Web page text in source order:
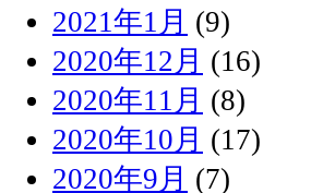
2021年1月 (9)
2020年12月 (16)
2020年11月 (8)
2020年10月 (17)
2020年9月 (7)